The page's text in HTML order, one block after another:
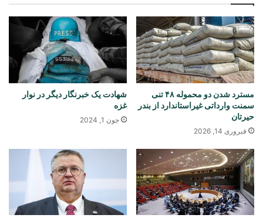
مسترد شدن دو محموله ۴۸ تنی
سمنت وارداتی غیراستاندارد از بندر
حیرتان
فبروری 14, 2026
شهادت یک خبرنگار دیگر در نوار
غزه
جون 1, 2024